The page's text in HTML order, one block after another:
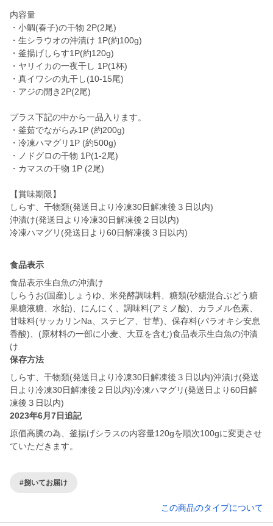
内容量
・小鯛(春子)の干物 2P(2尾)
・生シラウオの沖漬け 1P(約100g)
・釜揚げしらす1P(約120g)
・ヤリイカの一夜干し 1P(1杯)
・真イワシの丸干し(10-15尾)
・アジの開き2P(2尾)
プラス下記の中から一品入ります。
・釜茹でながらみ1P (約200g)
・冷凍ハマグリ1P (約500g)
・ノドグロの干物 1P(1-2尾)
・カマスの干物 1P (2尾)
【賞味期限】
しらす、干物類(発送日より冷凍30日解凍後３日以内)
沖漬け(発送日より冷凍30日解凍後２日以内)
冷凍ハマグリ(発送日より60日解凍後３日以内)
食品表示
食品表示生白魚の沖漬け
しらうお(国産)しょうゆ、米発酵調味料、糖類(砂糖混合ぶどう糖
果糖液糖、水飴)、にんにく、調味料(アミノ酸)、カラメル色素、
甘味料(サッカリンNa、ステビア、甘草)、保存料(パラオキシ安息
香酸)、(原材料の一部に小麦、大豆を含む)食品表示生白魚の沖漬
保存方法
しらす、干物類(発送日より冷凍30日解凍後３日以内)沖漬け(発送
日より冷凍30日解凍後２日以内)冷凍ハマグリ(発送日より60日解
凍後３日以内)
2023年6月7日追記
原価高騰の為、釜揚げシラスの内容量120gを順次100gに変更させ
ていただきます。
#捌いてお届け
この商品のタイプについて